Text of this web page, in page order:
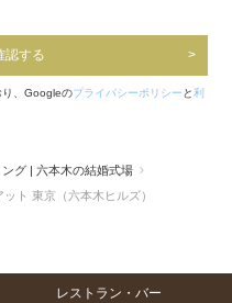
認する
り、Googleのプライバシーポリシーと利
グ | 六本木の結婚式場
ト 東京（六本木ヒルズ）
レストラン・バー